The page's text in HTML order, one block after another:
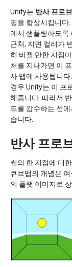
Unity는 반사 프로
핑을 향상시킵니다
에서 샘플링하도록
근처, 지면 컬러가
히 바뀔 만한 지점
처를 지나가면 이
사 맵에 사용됩니
경우 Unity는 이 프
해줍니다. 따라서
드를 감수하는 선
습니다.
반사 프로
씬의 한 지점에 대
큐브맵의 개념은
의 플랫 이미지로